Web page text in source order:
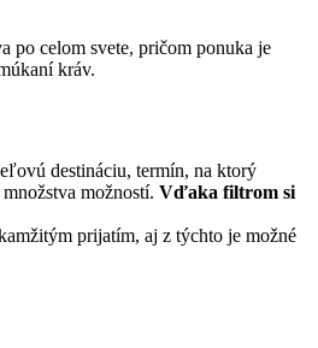
po celom svete, pričom ponuka je
kráv.
destináciu, termín, na ktorý
možností. Vďaka filtrom si
prijatím, aj z týchto je možné